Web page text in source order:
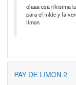
olaaa esa rikisima
para el mlde y la
limon
PAY DE LIMON 2